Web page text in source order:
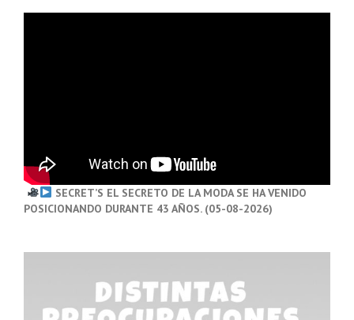
SECRET’S EL SECRETO DE LA MODA SE HA VENIDO
POSICIONANDO DURANTE 43 AÑOS. (05-08-2026)